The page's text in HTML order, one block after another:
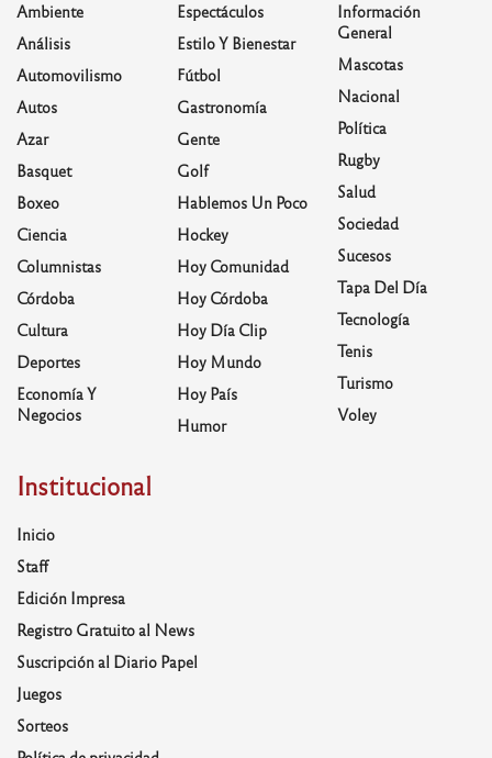
Ambiente
Análisis
Automovilismo
Autos
Azar
Basquet
Boxeo
Ciencia
Columnistas
Córdoba
Cultura
Deportes
Economía Y
Negocios
Espectáculos
Estilo Y Bienestar
Fútbol
Gastronomía
Gente
Golf
Hablemos Un Poco
Hockey
Hoy Comunidad
Hoy Córdoba
Hoy Día Clip
Hoy Mundo
Hoy País
Humor
Información
General
Mascotas
Nacional
Política
Rugby
Salud
Sociedad
Sucesos
Tapa Del Día
Tecnología
Tenis
Turismo
Voley
Institucional
Inicio
Staff
Edición Impresa
Registro Gratuito al News
Suscripción al Diario Papel
Juegos
Sorteos